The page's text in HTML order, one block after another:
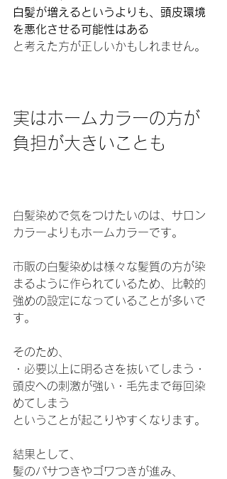
白髪が増えるというよりも、頭皮環境
を悪化させる可能性はある
と考えた方が正しいかもしれません。
実はホームカラーの方が
負担が大きいことも
白髪染めで気をつけたいのは、サロン
カラーよりもホームカラーです。
市販の白髪染めは様々な髪質の方が染
まるように作られているため、比較的
強めの設定になっていることが多いで
す。
そのため、
・必要以上に明るさを抜いてしまう・
頭皮への刺激が強い・毛先まで毎回染
めてしまう
ということが起こりやすくなります。
結果として、
髪のパサつきやゴワつきが進み、